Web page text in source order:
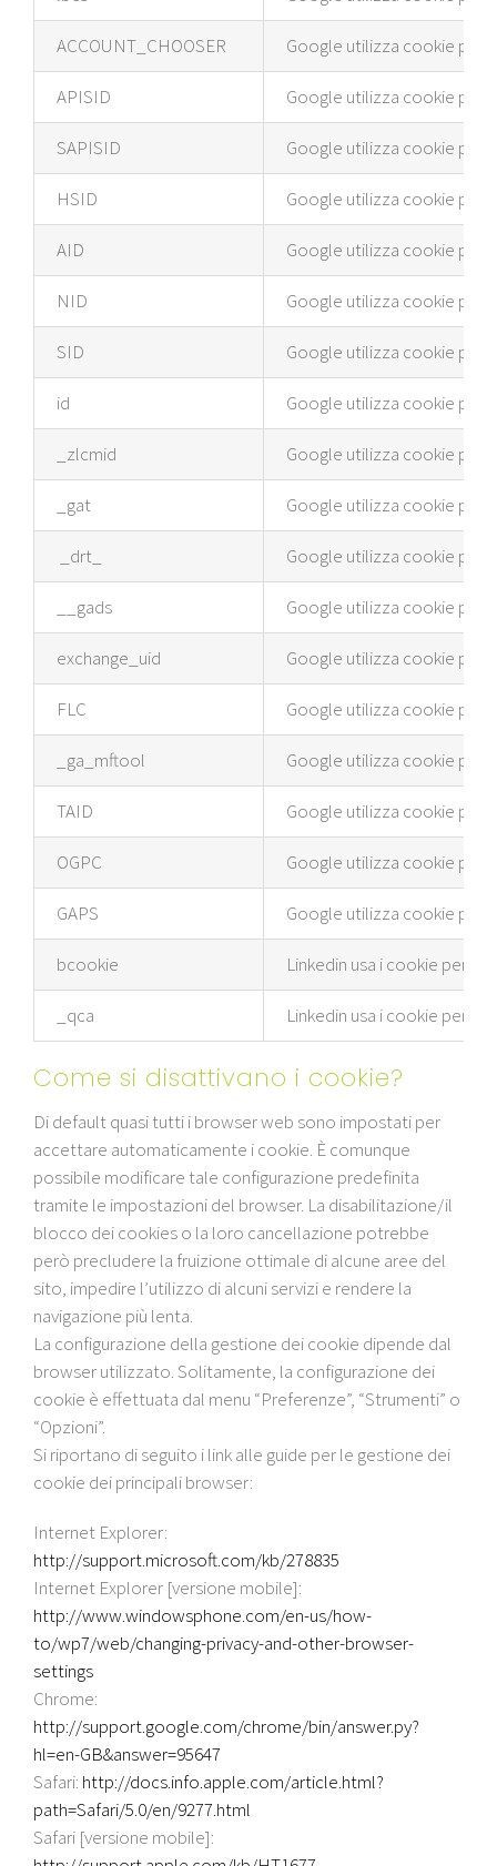
ACCOUNT_CHOOSER Google utilizza cookie per
APISID Google utilizza cookie per
SAPISID Google utilizza cookie per
HSID Google utilizza cookie per
AID Google utilizza cookie per
NID Google utilizza cookie per
SID Google utilizza cookie per
id Google utilizza cookie per
_zlcmid Google utilizza cookie per
_gat Google utilizza cookie per
_drt_ Google utilizza cookie per
__gads Google utilizza cookie per
exchange_uid Google utilizza cookie per
FLC Google utilizza cookie per
_ga_mftool Google utilizza cookie per
TAID Google utilizza cookie per
OGPC Google utilizza cookie per
GAPS Google utilizza cookie per
bcookie Linkedin usa i cookie per
_qca Linkedin usa i cookie per
Come si disattivano i cookie?
Di default quasi tutti i browser web sono impostati per
accettare automaticamente i cookie. È comunque
possibile modificare tale configurazione predefinita
tramite le impostazioni del browser. La disabilitazione/il
blocco dei cookies o la loro cancellazione potrebbe
però precludere la fruizione ottimale di alcune aree del
sito, impedire l’utilizzo di alcuni servizi e rendere la
navigazione più lenta.
La configurazione della gestione dei cookie dipende dal
browser utilizzato. Solitamente, la configurazione dei
cookie è effettuata dal menu “Preferenze”, “Strumenti” o
“Opzioni”.
Si riportano di seguito i link alle guide per le gestione dei
cookie dei principali browser:
Internet Explorer:
http://support.microsoft.com/kb/278835
Internet Explorer [versione mobile]:
http://www.windowsphone.com/en-us/how-
to/wp7/web/changing-privacy-and-other-browser-
settings
Chrome:
http://support.google.com/chrome/bin/answer.py?
hl=en-GB&answer=95647
Safari: http://docs.info.apple.com/article.html?
path=Safari/5.0/en/9277.html
Safari [versione mobile]: